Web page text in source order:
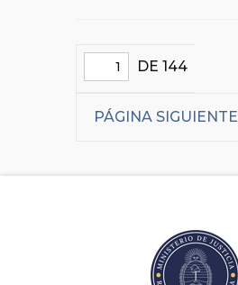
DE 144
PÁGINA SIGUIENTE